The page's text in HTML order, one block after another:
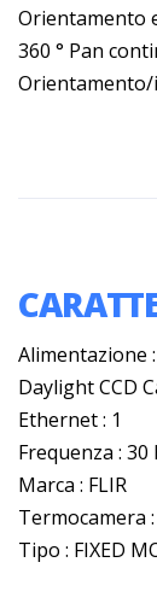
Orientamento
360 ° Pan
Orientamento/
Alimentazione
Daylight CCD
Ethernet : 1
Frequenza : 30
Marca : FLIR
Termocamera
Tipo : FIXED